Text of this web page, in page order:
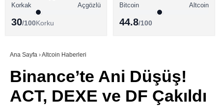
Youtube
TikTok
ALTCOİN HABERLERİ
SÖZLÜK
Korkak
Açgözlü
30/100Korku
Bitcoin
Altcoin
44.8/100
Ana Sayfa ›Altcoin Haberleri
Binance’te Ani Düşüş!
ACT, DEXE ve DF Çakıldı